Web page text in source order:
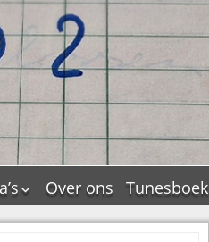
Over ons Tunesboek